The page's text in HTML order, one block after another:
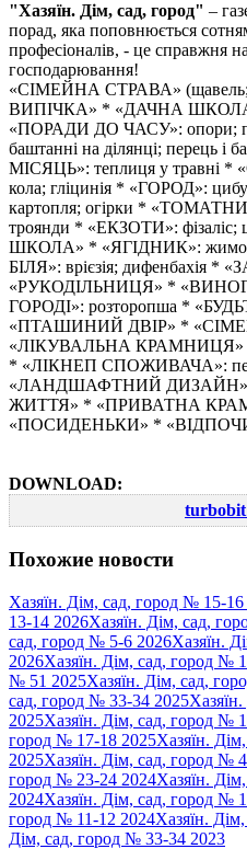
"Хазяїн. Дім, сад, город" –
порад, яка поповнюється
професіоналів, - це справжня
господарювання!
«СІМЕЙНА СТРАВА»
ВИПІЧКА» * «ДАЧНА
«ПОРАДИ ДО ЧАСУ»: опори;
баштанні на ділянці; перець
МІСЯЦЬ»: теплиця у травні *
кола; гліцинія * «ГОРОД»:
картопля; огірки *
троянди * «ЕКЗОТИ»:
ШКОЛА» * «ЯГІДНИК»:
БІЛЯ»: врієзія; дифенбахія *
«РУКОДІЛЬНИЦЯ» *
ГОРОДІ»: розторопша *
«ПТАШИНИЙ ДВІР» *
«ЛІКУВАЛЬНА
* «ЛІКНЕП СПОЖИВАЧА»:
«ЛАНДШАФТНИЙ ДИЗАЙН»:
ЖИТТЯ» * «ПРИВАТНА
«ПОСИДЕНЬКИ» *
DOWNLOAD:
turbobit
Похожие новости
Хазяїн. Дім, сад, город № 15-
13-14 2026Хазяїн. Дім, сад,
сад, город № 5-6 2026Хазяїн.
2026Хазяїн. Дім, сад, город №
№ 51 2025Хазяїн. Дім, сад,
сад, город № 33-34 2025
2025Хазяїн. Дім, сад, город №
город № 17-18 2025Хазяїн.
2025Хазяїн. Дім, сад, город №
город № 23-24 2024Хазяїн.
2024Хазяїн. Дім, сад, город №
город № 11-12 2024Хазяїн.
Дім, сад, город № 33-34 2023